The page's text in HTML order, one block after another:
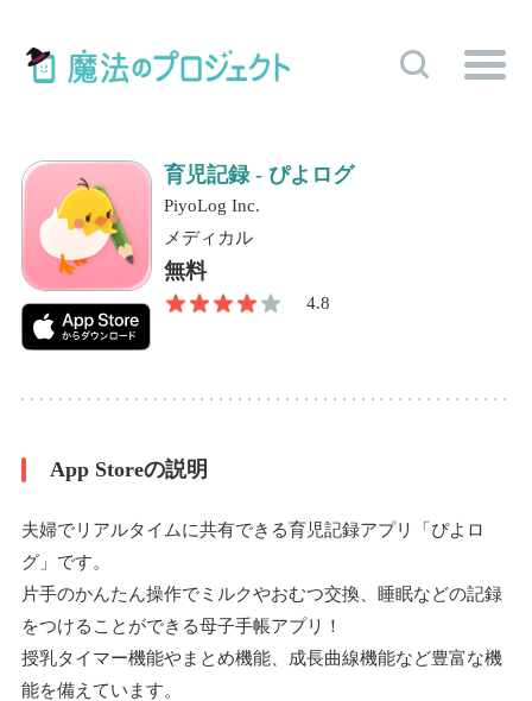
育児記録 - ぴよログ
PiyoLog Inc.
メディカル
無料
4.8
App Storeの説明
夫婦でリアルタイムに共有できる育児記録アプリ「ぴよロ
グ」です。
片手のかんたん操作でミルクやおむつ交換、睡眠などの記録
をつけることができる母子手帳アプリ！
授乳タイマー機能やまとめ機能、成長曲線機能など豊富な機
能を備えています。